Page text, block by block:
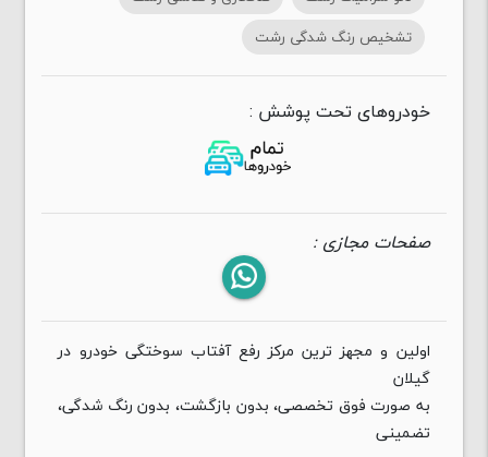
تشخیص رنگ شدگی رشت
خودروهای تحت پوشش :
صفحات مجازی :
اولین و مجهز ترین مرکز رفع آفتاب سوختگی خودرو در
گیلان
به صورت فوق‌ تخصصی، بدون بازگشت، بدون رنگ شدگی،
تضمینی